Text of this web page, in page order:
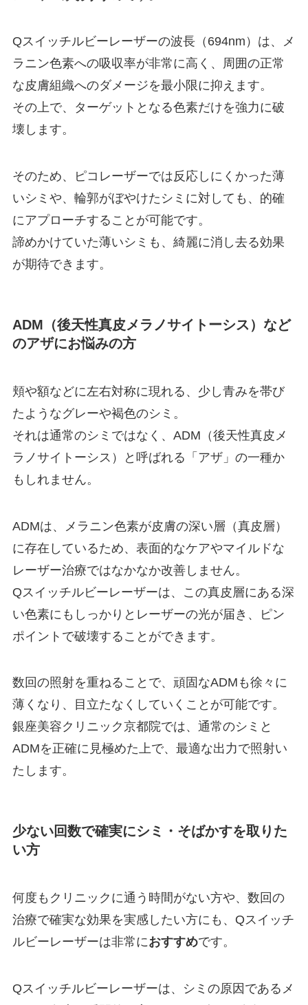
Qスイッチルビーレーザーの波長（694nm）は、メ
ラニン色素への吸収率が非常に高く、周囲の正常
な皮膚組織へのダメージを最小限に抑えます。
その上で、ターゲットとなる色素だけを強力に破
壊します。
そのため、ピコレーザーでは反応しにくかった薄
いシミや、輪郭がぼやけたシミに対しても、的確
にアプローチすることが可能です。
諦めかけていた薄いシミも、綺麗に消し去る効果
が期待できます。
ADM（後天性真皮メラノサイトーシス）など
のアザにお悩みの方
頬や額などに左右対称に現れる、少し青みを帯び
たようなグレーや褐色のシミ。
それは通常のシミではなく、ADM（後天性真皮メ
ラノサイトーシス）と呼ばれる「アザ」の一種か
もしれません。
ADMは、メラニン色素が皮膚の深い層（真皮層）
に存在しているため、表面的なケアやマイルドな
レーザー治療ではなかなか改善しません。
Qスイッチルビーレーザーは、この真皮層にある深
い色素にもしっかりとレーザーの光が届き、ピン
ポイントで破壊することができます。
数回の照射を重ねることで、頑固なADMも徐々に
薄くなり、目立たなくしていくことが可能です。
銀座美容クリニック京都院では、通常のシミと
ADMを正確に見極めた上で、最適な出力で照射い
たします。
少ない回数で確実にシミ・そばかすを取りた
い方
何度もクリニックに通う時間がない方や、数回の
治療で確実な効果を実感したい方にも、Qスイッチ
ルビーレーザーは非常におすすめです。
Qスイッチルビーレーザーは、シミの原因であるメ